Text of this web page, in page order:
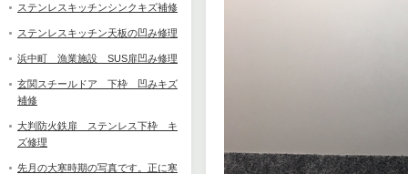
ステンレスキッチンシンクキズ補修
ステンレスキッチン天板の凹み修理
浜中町 漁業施設 SUS扉凹み修理
玄関スチールドア 下枠 凹みキズ
補修
大判防火鉄扉 ステンレス下枠 キ
ズ修理
先月の大寒時期の写真です。正に寒